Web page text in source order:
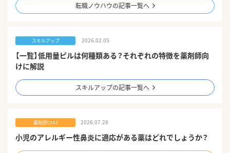
転職ノウハウの記事一覧へ
スキルアップ 2026.02.05
【一覧】低用量ピルは何種類ある？それぞれの特徴を薬剤師向
けに解説
スキルアップの記事一覧へ
薬剤師QUIZ 2026.07.28
小児のアレルギー性鼻炎に適応がある薬はどれでしょうか？